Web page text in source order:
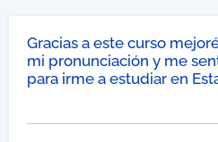
Gracias a este curso
mi pronunciación y me
para irme a estudiar en